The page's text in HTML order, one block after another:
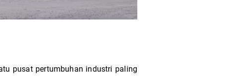
pusat pertumbuhan industri paling